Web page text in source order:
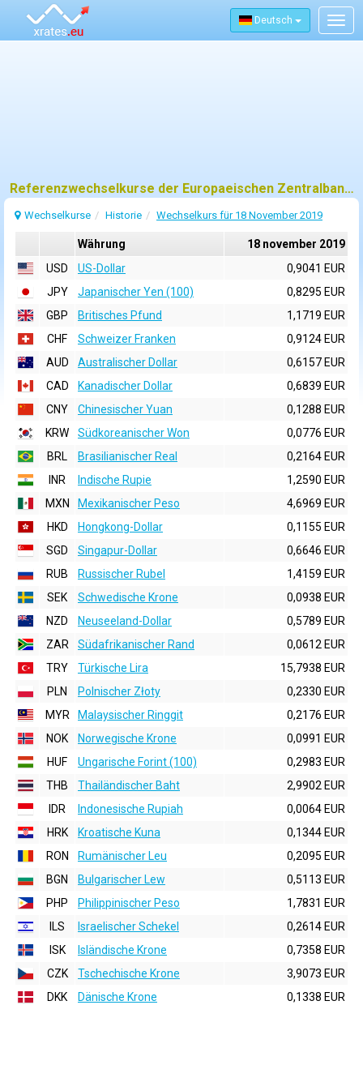
Deutsch
Referenzwechselkurse der Europaeischen Zentralbank (EZB) fuer 18 november 2019
Wechselkurse Historie Wechselkurs für 18 November 2019
Währung
18 november 2019
USD
US-Dollar
0,9041 EUR
JPY
Japanischer Yen (100)
0,8295 EUR
GBP
Britisches Pfund
1,1719 EUR
CHF
Schweizer Franken
0,9124 EUR
AUD
Australischer Dollar
0,6157 EUR
CAD
Kanadischer Dollar
0,6839 EUR
CNY
Chinesischer Yuan
0,1288 EUR
KRW
Südkoreanischer Won
0,0776 EUR
BRL
Brasilianischer Real
0,2164 EUR
INR
Indische Rupie
1,2590 EUR
MXN
Mexikanischer Peso
4,6969 EUR
HKD
Hongkong-Dollar
0,1155 EUR
SGD
Singapur-Dollar
0,6646 EUR
RUB
Russischer Rubel
1,4159 EUR
SEK
Schwedische Krone
0,0938 EUR
NZD
Neuseeland-Dollar
0,5789 EUR
ZAR
Südafrikanischer Rand
0,0612 EUR
TRY
Türkische Lira
15,7938 EUR
PLN
Polnischer Złoty
0,2330 EUR
MYR
Malaysischer Ringgit
0,2176 EUR
NOK
Norwegische Krone
0,0991 EUR
HUF
Ungarische Forint (100)
0,2983 EUR
THB
Thailändischer Baht
2,9902 EUR
IDR
Indonesische Rupiah
0,0064 EUR
HRK
Kroatische Kuna
0,1344 EUR
RON
Rumänischer Leu
0,2095 EUR
BGN
Bulgarischer Lew
0,5113 EUR
PHP
Philippinischer Peso
1,7831 EUR
ILS
Israelischer Schekel
0,2614 EUR
ISK
Isländische Krone
0,7358 EUR
CZK
Tschechische Krone
3,9073 EUR
DKK
Dänische Krone 0,1338 EUR